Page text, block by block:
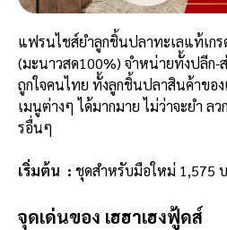
แฟรนไชส์ยำลูกชิ้นปลาทะเลแท้เก
(มะนาวสด100%) จำหน่ายทั้งปลีก-ส่
ถูกใจคนไทย ทั้งลูกชิ้นปลาสินค้าของ
เมนูต่างๆ ได้มากมาย ไม่ว่าจะยำ ล
รอื่นๆ
เริ่มต้น : ชุดสำหรับมือใหม่ 1,575
จุดเด่นของ เฮฮาเฮงฟู้ดส์